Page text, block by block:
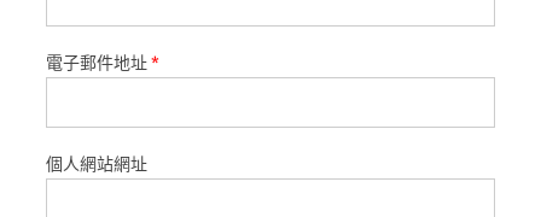
電子郵件地址*
個人網站網址